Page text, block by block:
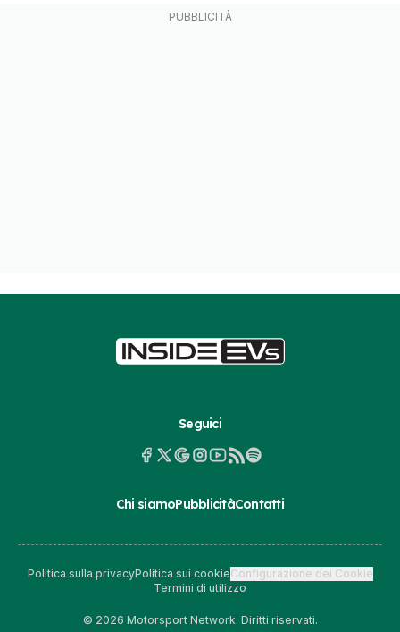
Seguici
Chi siamoPubblicitàContatti
Politica sulla privacyPolitica sui cookieConfigurazione dei Cookie
Termini di utilizzo
© 2026 Motorsport Network. Diritti riservati.